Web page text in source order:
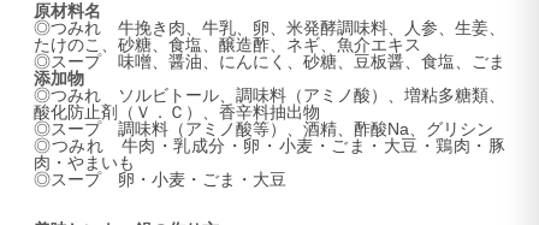
原材料名
◎つみれ 牛挽き肉、牛乳、卵、米発酵調味料、人参、生姜、
たけのこ、砂糖、食塩、醸造酢、ネギ、魚介エキス
◎スープ 味噌、醤油、にんにく、砂糖、豆板醤、食塩、ごま
添加物
◎つみれ ソルビトール、調味料（アミノ酸）、増粘多糖類、
酸化防止剤（Ｖ．Ｃ）、香辛料抽出物
◎スープ 調味料（アミノ酸等）、酒精、酢酸Na、グリシン
◎つみれ 牛肉・乳成分・卵・小麦・ごま・大豆・鶏肉・豚
肉・やまいも
◎スープ 卵・小麦・ごま・大豆